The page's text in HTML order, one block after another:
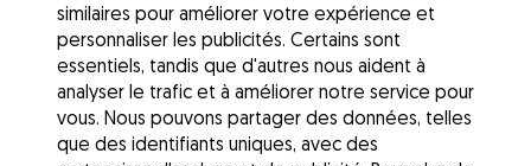
similaires pour améliorer votre expérience et
personnaliser les publicités. Certains sont
essentiels, tandis que d'autres nous aident à
analyser le trafic et à améliorer notre service pour
vous. Nous pouvons partager des données, telles
que des identifiants uniques, avec des